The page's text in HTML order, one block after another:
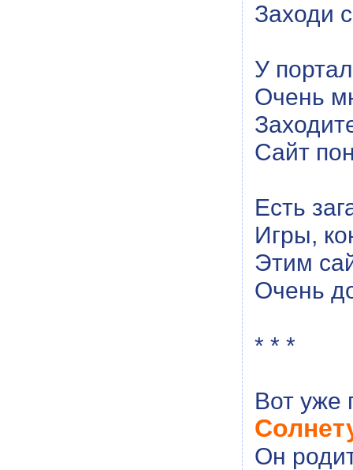
Заходи
У
Очень
Сайт
Есть
Игры,
Этим
Очень
* * *
Вот уже
Он